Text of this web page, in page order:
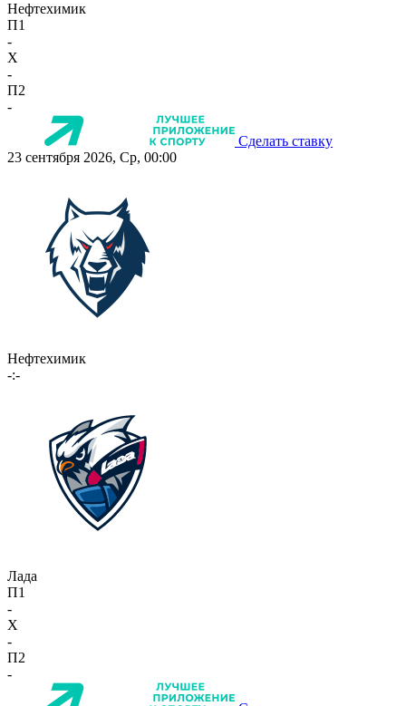
Нефтехимик
П1
-
X
-
П2
-
Сделать ставку
23 сентября 2026, Ср, 00:00
Нефтехимик
-:-
Лада
П1
-
X
-
П2
-